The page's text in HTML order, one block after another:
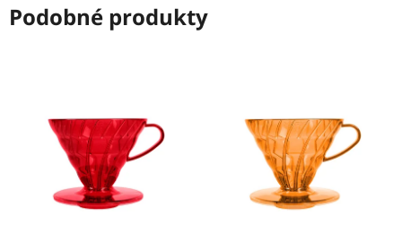
Podobné produkty